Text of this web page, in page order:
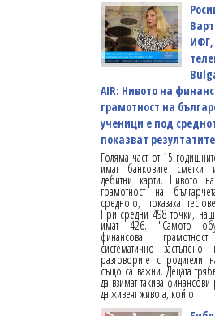
ИФГ,
AIR: Нивото на
грамотност на
ученици е под
показват резултатите
Голяма част от 15-
имат банковите сметки
дебитни карти. Нивото
грамотност на
средното, показаха
При средни 498 точки,
имат 426. "Самото
финансова
систематично
разговорите с родители
също са важни. Децата
да взимат такива
да живеят живота, който